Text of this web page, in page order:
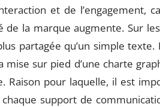
et de l’engagement,
la marque augmente. Sur
partagée qu’un simple texte.
sur pied d’une charte
Raison pour laquelle, il est
support de